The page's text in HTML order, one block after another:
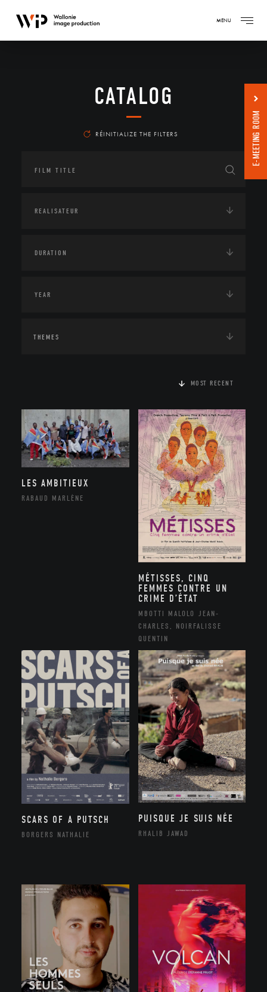
MENU
CATALOG
RÉINITIALIZE THE FILTERS
THEMES
MOST RECENT
LES AMBITIEUX
RABAUD MARLÈNE
MÉTISSES, CINQ
FEMMES CONTRE UN
CRIME D’ÉTAT
MBOTTI MALOLO JEAN-
CHARLES, NOIRFALISSE
QUENTIN
SCARS OF A PUTSCH
BORGERS NATHALIE
PUISQUE JE SUIS NÉE
RHALIB JAWAD
E-MEETING ROOM